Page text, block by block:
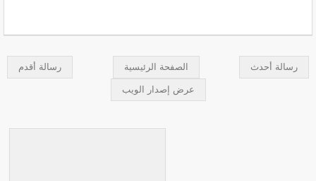
رسالة أحدث رسالة أقدم الصفحة الرئيسية
عرض إصدار الويب